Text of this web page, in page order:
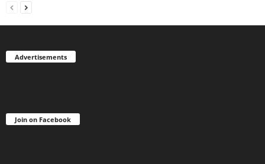
Advertisements
Join on Facebook